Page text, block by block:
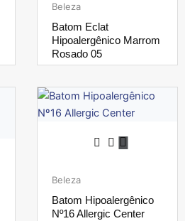
Beleza
Batom Eclat
Hipoalergênico Marrom
Rosado 05
Beleza
Batom Hipoalergênico
Nº16 Allergic Center